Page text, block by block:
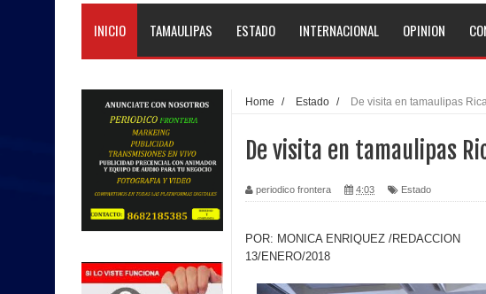
INICIO TAMAULIPAS ESTADO INTERNACIONAL OPINION
Home / Estado / De visita en tamaulipas
De visita en tamaulipas
periodico frontera 4:03 Estado
POR: MONICA ENRIQUEZ /REDACCION
13/ENERO/2018